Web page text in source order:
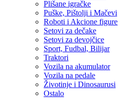
Plišane igračke
Puške, Pištolji i Mačevi
Roboti i Akcione figure
Setovi za dečake
Setovi za devojčice
Sport, Fudbal, Bilijar
Traktori
Vozila na akumulator
Vozila na pedale
Životinje i Dinosaurusi
Ostalo